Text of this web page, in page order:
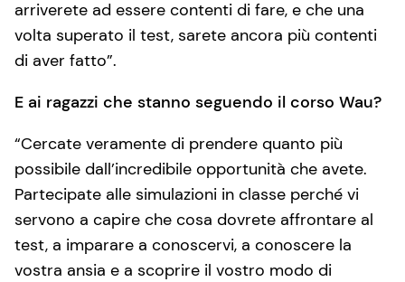
arriverete ad essere contenti di fare, e che una
volta superato il test, sarete ancora più contenti
di aver fatto”.
E ai ragazzi che stanno seguendo il corso Wau?
“Cercate veramente di prendere quanto più
possibile dall’incredibile opportunità che avete.
Partecipate alle simulazioni in classe perché vi
servono a capire che cosa dovrete affrontare al
test, a imparare a conoscervi, a conoscere la
vostra ansia e a scoprire il vostro modo di